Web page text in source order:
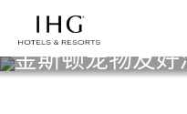
金斯顿宠物友好